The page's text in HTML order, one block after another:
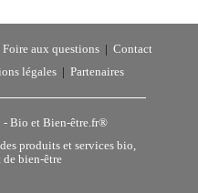
Foire aux questions
Contact
légales Partenaires
- Bio et Bien-être.fr®
produits et services bio,
bien-être